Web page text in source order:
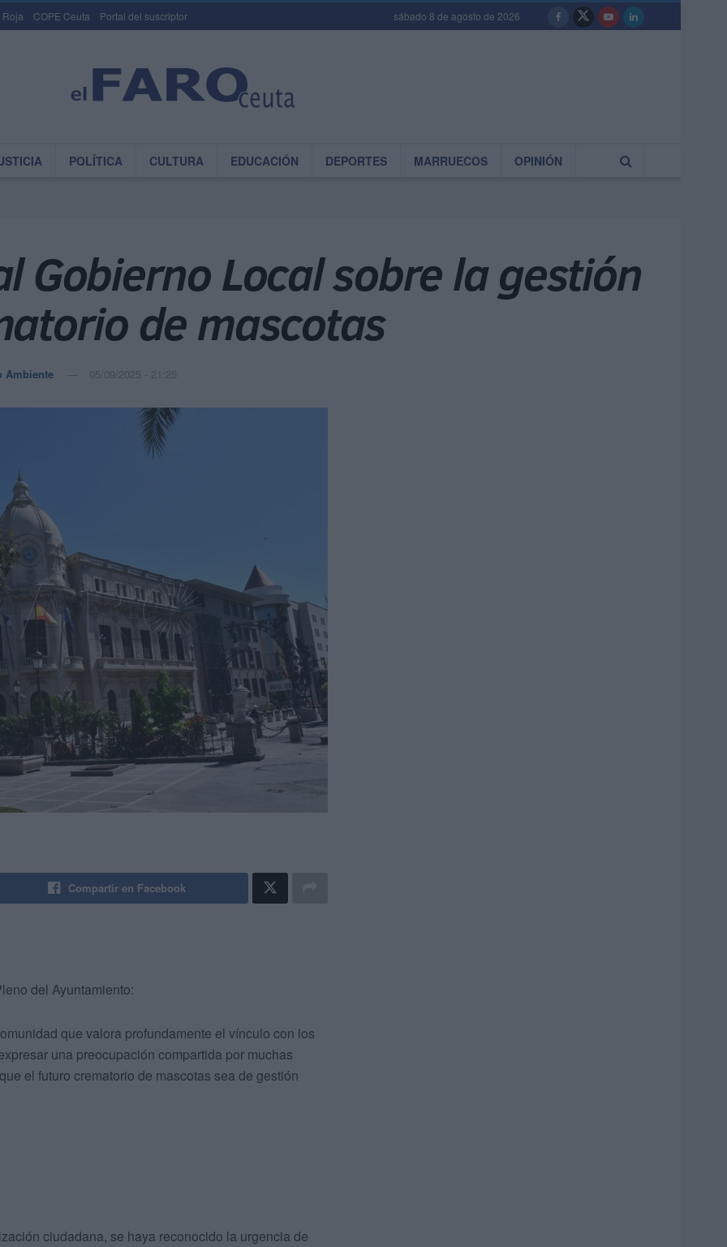
Roja COPE Ceuta Portal del suscriptor sábado 8 de agosto de 2026
POLÍTICA CULTURA EDUCACIÓN DEPORTES MARRUECOS OPINIÓN
Gobierno Local sobre la gestión
de mascotas
Ambiente 05/09/2025 - 21:25
Compartir en Facebook
del Ayuntamiento:
que valora profundamente el vínculo con los
una preocupación compartida por muchas
el futuro crematorio de mascotas sea de gestión
ciudadana, se haya reconocido la urgencia de